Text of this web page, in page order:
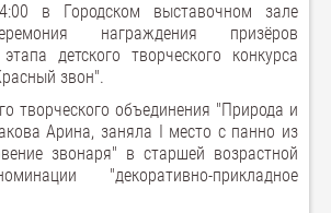
в Городском выставочном зале
награждения призёров
детского творческого конкурса
звон".
творческого объединения "Природа и
Арина, заняла I место с панно из
звонаря" в старшей возрастной
"декоративно-прикладное